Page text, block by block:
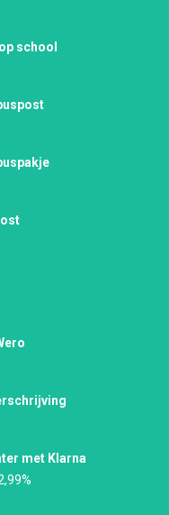
school
met Klarna